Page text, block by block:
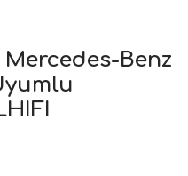
Benz